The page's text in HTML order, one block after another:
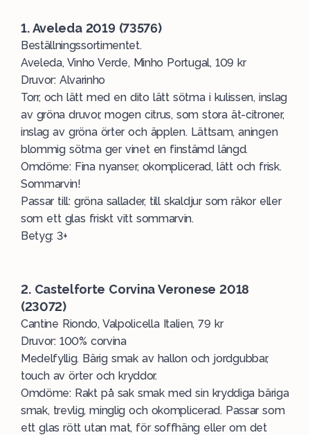
1. Aveleda 2019 (73576)
Beställningssortimentet.
Aveleda, Vinho Verde, Minho Portugal, 109 kr
Druvor: Alvarinho
Torr, och lätt med en dito lätt sötma i kulissen, inslag
av gröna druvor, mogen citrus, som stora ät-citroner,
inslag av gröna örter och äpplen. Lättsam, aningen
blommig sötma ger vinet en finstämd längd.
Omdöme: Fina nyanser, okomplicerad, lätt och frisk.
Sommarvin!
Passar till: gröna sallader, till skaldjur som räkor eller
som ett glas friskt vitt sommarvin.
Betyg: 3+
2. Castelforte Corvina Veronese 2018
(23072)
Cantine Riondo, Valpolicella Italien, 79 kr
Druvor: 100% corvina
Medelfyllig. Bärig smak av hallon och jordgubbar,
touch av örter och kryddor.
Omdöme: Rakt på sak smak med sin kryddiga bäriga
smak, trevlig, minglig och okomplicerad. Passar som
ett glas rött utan mat, för soffhäng eller om det